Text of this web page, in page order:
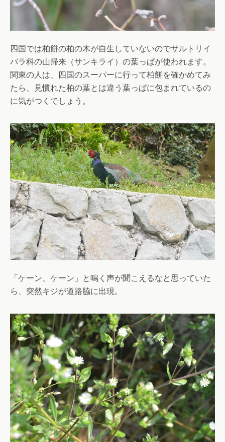
四国では柏餅の柏の木が自生していないのでサルトリイ
バラ科の山帰来（サンキライ）の葉っぱが使われます。
関東の人は、四国のスーパーに行って柏餅を確かめてみ
たら、見慣れた柏の葉とは違う葉っぱに包まれているの
に気がつくでしょう。
「ケーン、ケーン」と鳴く声が聞こえるなと思っていた
ら、突然キジが道路脇に出現。